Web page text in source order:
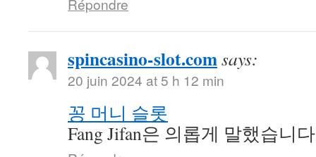
Répondre
spincasino-slot.comsays:
20 juin 2024 at 5 h 12 min
꽁 머니 슬롯
Fang Jifan은 의롭게 말했습니